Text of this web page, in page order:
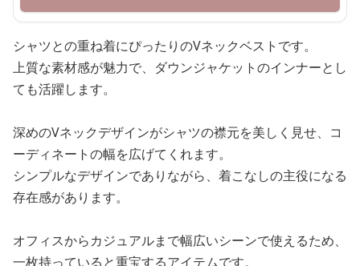
シャツとの重ね着にぴったりのVネックベストです。
上質な素材感が魅力で、ダウンジャケットのインナーとし
ても活躍します。
深めのVネックデザインがシャツの襟元を美しく見せ、コ
ーディネートの幅を広げてくれます。
シンプルなデザインでありながら、着こなしの主役になる
存在感があります。
オフィスからカジュアルまで幅広いシーンで使えるため、
一枚持っていると重宝するアイテムです。